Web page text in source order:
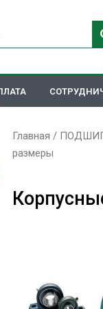
Главная /
размеры